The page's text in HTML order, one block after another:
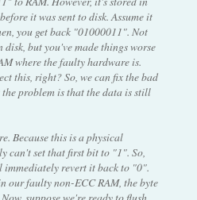
it was sent to disk. Assume it
you get back "01000011". Not
but you've made things worse
where the faulty hardware is.
this, right? So, we can fix the bad
problem is that the data is still
Because this is a physical
can't set that first bit to "1". So,
revert it back to "0".
our faulty non-ECC RAM, the byte